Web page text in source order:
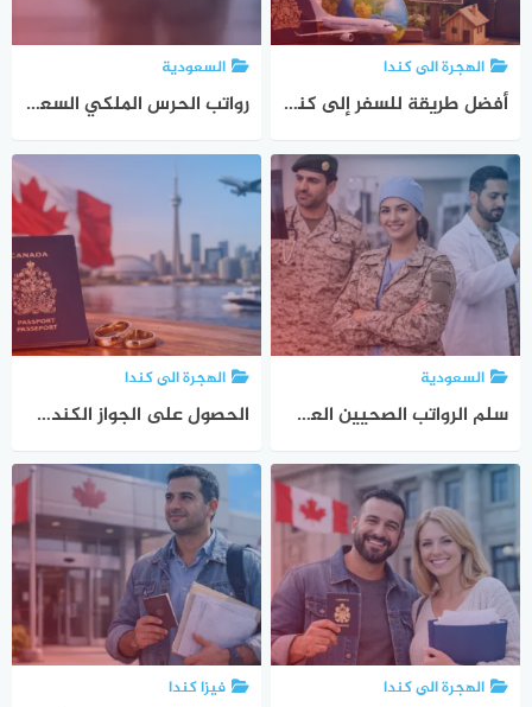
الهجرة الى كندا
أفضل طريقة للسفر إلى كندا 2026 | دليل شامل للسياحة، الدراسة، العمل والهجرة
السعودية
رواتب الحرس الملكي السعودي 2026 | الراتب الأساسي والبدلات حسب الرتبة
السعودية
سلم الرواتب الصحيين العسكريين 2026 – الرواتب والبدلات والعلاوات
الهجرة الى كندا
الحصول على الجواز الكندي عن طريق الزواج: الدليل القانوني الشامل
الهجرة الى كندا فيزا كندا